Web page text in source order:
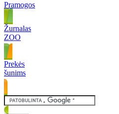
Pramogos
Žurnalas
ZOO
Prekės
šunims